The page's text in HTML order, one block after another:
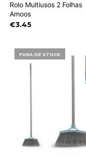
Rolo Multiusos 2 Folhas
Amoos
€3.45
FORA DE STOCK